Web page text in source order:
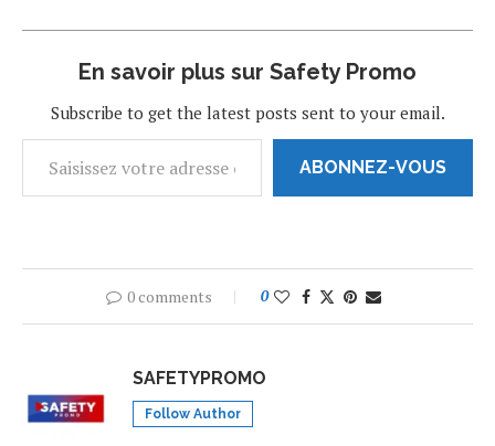
En savoir plus sur Safety Promo
Subscribe to get the latest posts sent to your email.
ABONNEZ-VOUS
0 comments 0
SAFETYPROMO
Follow Author